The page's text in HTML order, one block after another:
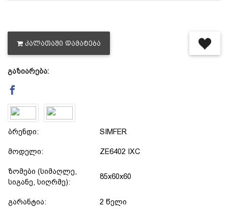
პოლიტიკაᲙᲐᲚᲐᲗᲐᲨᲘ ᲓᲐᲛᲐᲢᲔᲑᲐ
გაზიარება:
ბრენდი: SIMFER
მოდელი: ZE6402 IXC
ზომები (სიმაღლე,
სიგანე, სიღრმე):
85x60x60
გარანტია: 2 წელი